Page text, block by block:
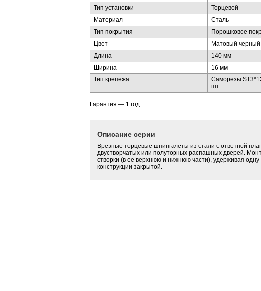
Тип установки
Торцевой
Материал
Сталь
Тип покрытия
Порошковое
Цвет
Матовый черный
Длина
140 мм
Ширина
16 мм
Тип крепежа
Саморезы
шт.
Гарантия — 1 год
Описание серии
Врезные торцевые шпингалеты из стали с ответной
двустворчатых или полуторных распашных дверей.
створки (в ее верхнюю и нижнюю части), удерживая одну
конструкции закрытой.